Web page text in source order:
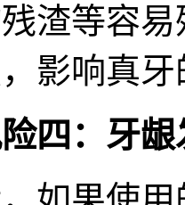
渣等容
影响真
四：牙